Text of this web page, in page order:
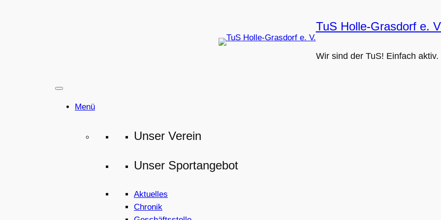
TuS Holle-Grasdorf e.
Wir sind der TuS! Einfach aktiv.
Menü
Unser Verein
Unser Sportangebot
Aktuelles
Chronik